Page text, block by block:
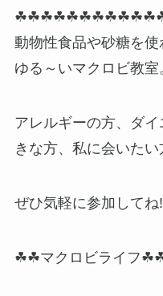
動物性食品や砂糖を
ゆる～いマクロビ教室
アレルギーの方、ダ
きな方、私に会いたい
ぜひ気軽に参加してね
☘☘マクロビライフ